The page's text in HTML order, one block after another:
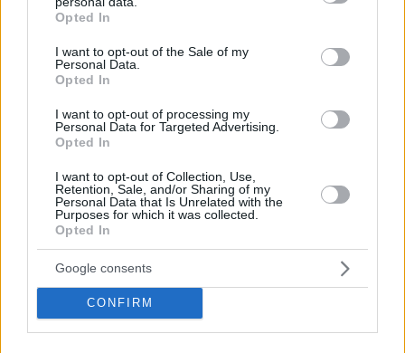
grant or deny consent to Google and its third-party tags to
use your data for below specified purposes in below Google
consent section.
Opted In
I want to opt-out of the Sale of my
Personal Data.
Opted In
I want to opt-out of processing my
Personal Data for Targeted Advertising.
Opted In
I want to opt-out of Collection, Use,
Retention, Sale, and/or Sharing of my
Personal Data that Is Unrelated with the
Purposes for which it was collected.
Opted In
Google consents
CONFIRM
εχω δουλεψει σε αεροδρομιο στο εξωτερικο, ειναι
αδυνατο να εχεις αστυνομικους και σεκιουριταδες
καθε δεκα μετρα, πως βρεθηκε εκει? μαλλον εκει
δουλευε
ΑΠΑΝΤΗΣΗ
@Μπανανία
Τιμωρείσαι με αφαίρεση πληκτρολογίου για 1
χρόνο! Σε ένα χρόνο θα σε επανεξετάσουμε για
το αν θα σου δώσουμε το δικαίωμα να γράφεις
σχόλια. Μέχρι τότε μάθε πρώτον να διαβάζεις την
είδηση που σχολιάζεις και δεύτερον γεωγραφία.
ΑΠΑΝΤΗΣΗ